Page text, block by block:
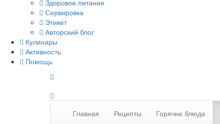
Здоровое питание
Сервировка
Этикет
Авторский блог
Кулинары
Активность
Помощь
Главная Рецепты Горячие блюда